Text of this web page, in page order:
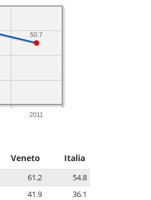
2011
50.7
Veneto Italia
61.2
54.8
41.9
36.1